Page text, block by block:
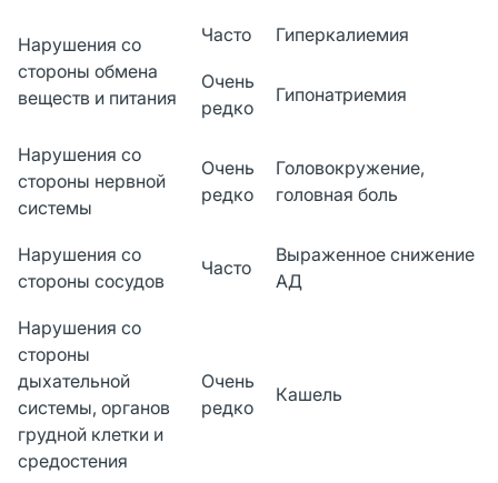
Нарушения со
стороны обмена
веществ и питания
Часто Гиперкалиемия
Очень
редко
Гипонатриемия
Нарушения со
стороны нервной
системы
Очень
редко
Головокружение,
головная боль
Нарушения со
стороны сосудов
Часто
Выраженное снижение
АД
Нарушения со
стороны
дыхательной
системы, органов
грудной клетки и
средостения
Очень
редко
Кашель